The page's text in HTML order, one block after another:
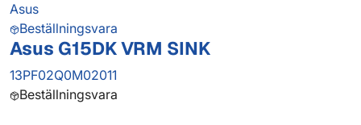
Asus
Beställningsvara
Asus G15DK VRM SINK
13PF02Q0M02011
Beställningsvara